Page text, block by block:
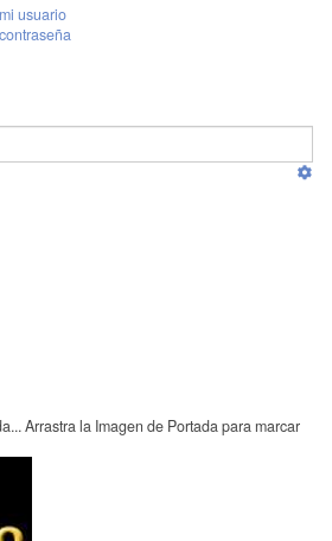
usuario
Arrastra la Imagen de Portada para marcar